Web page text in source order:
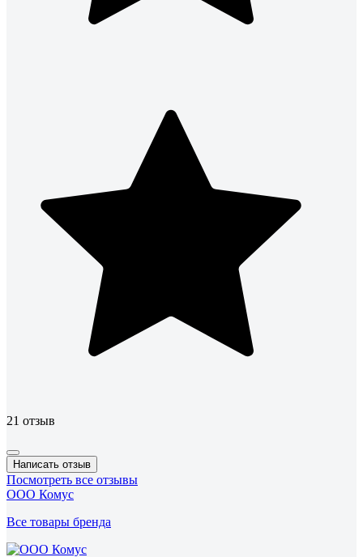
21 отзыв
Написать отзыв
Посмотреть все отзывы
ООО Комус
Все товары бренда